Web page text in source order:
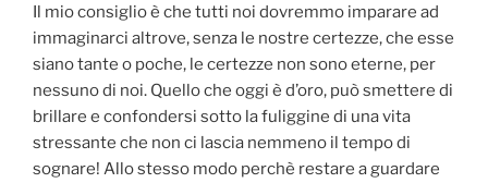
Il mio consiglio è che tutti noi dovremmo imparare ad
immaginarci altrove, senza le nostre certezze, che esse
siano tante o poche, le certezze non sono eterne, per
nessuno di noi. Quello che oggi è d’oro, può smettere di
brillare e confondersi sotto la fuliggine di una vita
stressante che non ci lascia nemmeno il tempo di
sognare! Allo stesso modo perchè restare a guardare